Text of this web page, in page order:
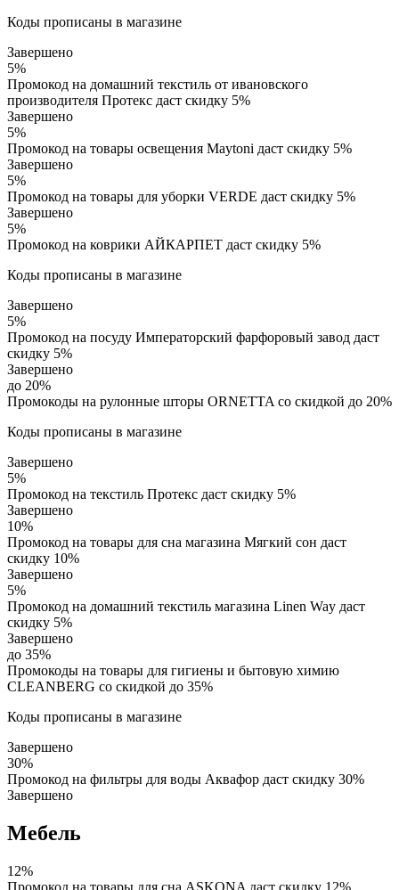
Коды прописаны в магазине
Завершено
5%
Промокод на домашний текстиль от ивановского
производителя Протекс даст скидку 5%
Завершено
5%
Промокод на товары освещения Maytoni даст скидку 5%
Завершено
5%
Промокод на товары для уборки VERDE даст скидку 5%
Завершено
5%
Промокод на коврики АЙКАРПЕТ даст скидку 5%
Коды прописаны в магазине
Завершено
5%
Промокод на посуду Императорский фарфоровый завод даст
скидку 5%
Завершено
до 20%
Промокоды на рулонные шторы ORNETTA со скидкой до 20%
Коды прописаны в магазине
Завершено
5%
Промокод на текстиль Протекс даст скидку 5%
Завершено
10%
Промокод на товары для сна магазина Мягкий сон даст
скидку 10%
Завершено
5%
Промокод на домашний текстиль магазина Linen Way даст
скидку 5%
Завершено
до 35%
Промокоды на товары для гигиены и бытовую химию
CLEANBERG со скидкой до 35%
Коды прописаны в магазине
Завершено
30%
Промокод на фильтры для воды Аквафор даст скидку 30%
Завершено
Мебель
12%
Промокод на товары для сна ASKONA даст скидку 12%